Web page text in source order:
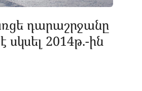
դարաշրջանը
սկսել 2014թ.-ին